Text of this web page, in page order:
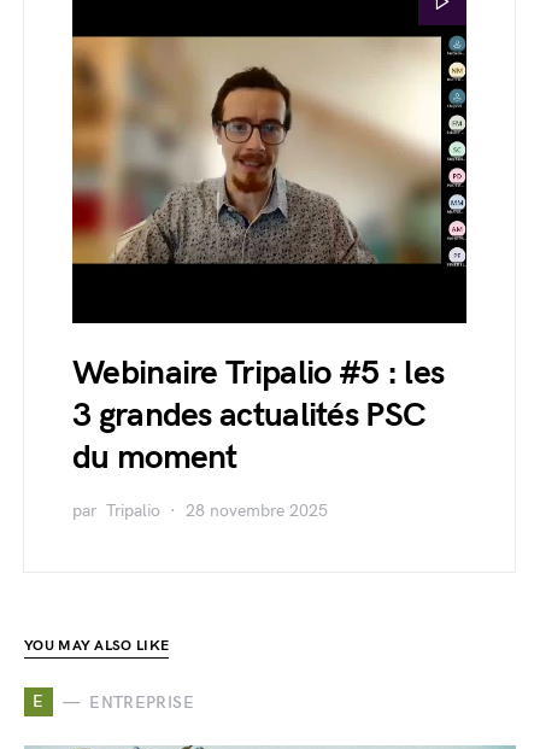
Webinaire Tripalio #5 : les
3 grandes actualités PSC
du moment
par Tripalio 28 novembre 2025
YOU MAY ALSO LIKE
E ENTREPRISE